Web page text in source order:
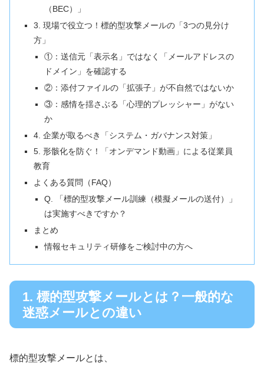
（BEC）」
3. 現場で役立つ！標的型攻撃メールの「3つの見分け
方」
①：送信元「表示名」ではなく「メールアドレスの
ドメイン」を確認する
②：添付ファイルの「拡張子」が不自然ではないか
③：感情を揺さぶる「心理的プレッシャー」がない
か
4. 企業が取るべき「システム・ガバナンス対策」
5. 形骸化を防ぐ！「オンデマンド動画」による従業員
教育
よくある質問（FAQ）
Q. 「標的型攻撃メール訓練（模擬メールの送付）」
は実施すべきですか？
まとめ
情報セキュリティ研修をご検討中の方へ
1. 標的型攻撃メールとは？一般的な
迷惑メールとの違い
標的型攻撃メールとは、